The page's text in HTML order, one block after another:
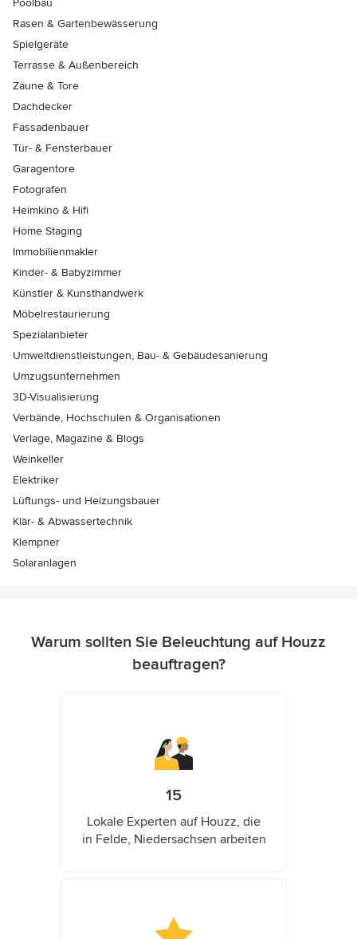
Poolbau
Rasen & Gartenbewässerung
Spielgeräte
Terrasse & Außenbereich
Zäune & Tore
Dachdecker
Fassadenbauer
Tür- & Fensterbauer
Garagentore
Fotografen
Heimkino & Hifi
Home Staging
Immobilienmakler
Kinder- & Babyzimmer
Künstler & Kunsthandwerk
Möbelrestaurierung
Spezialanbieter
Umweltdienstleistungen, Bau- & Gebäudesanierung
Umzugsunternehmen
3D-Visualisierung
Verbände, Hochschulen & Organisationen
Verlage, Magazine & Blogs
Weinkeller
Elektriker
Lüftungs- und Heizungsbauer
Klär- & Abwassertechnik
Klempner
Solaranlagen
Warum sollten Sie Beleuchtung auf Houzz
beauftragen?
15
Lokale Experten auf Houzz, die
in Felde, Niedersachsen arbeiten